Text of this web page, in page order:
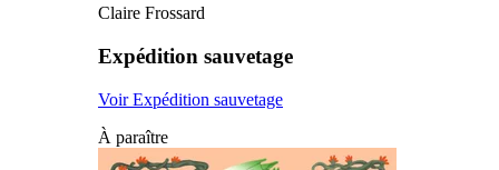
Claire Frossard
Expédition sauvetage
Voir Expédition sauvetage
À paraître